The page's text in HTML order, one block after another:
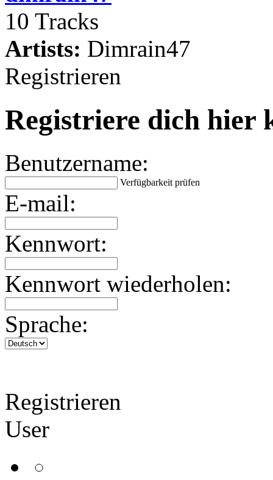
10 Tracks
Artists: Dimrain47
Registrieren
Registriere dich hier
Benutzername:
Verfügbarkeit prüfen
E-mail:
Kennwort:
Kennwort wiederholen:
Sprache:
Registrieren
User